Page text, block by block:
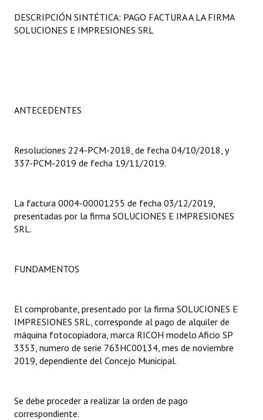
Concejales Mandato Cumplido
Constitución Provincial
Reglamento Interno
Organigrama
Informes de Gestión
Dictámenes Asesoría Letrada
Actas de Sesión
Informes de Unidad Coordinadora
Actas de Audiencias Públicas
DESCRIPCIÓN SINTÉTICA: PAGO FACTURA A LA FIRMA
SOLUCIONES E IMPRESIONES SRL
ANTECEDENTES
Resoluciones 224-PCM-2018, de fecha 04/10/2018, y
337-PCM-2019 de fecha 19/11/2019.
La factura 0004-00001255 de fecha 03/12/2019,
presentadas por la firma SOLUCIONES E IMPRESIONES
SRL.
FUNDAMENTOS
El comprobante, presentado por la firma SOLUCIONES E
IMPRESIONES SRL, corresponde al pago de alquiler de
máquina fotocopiadora, marca RICOH modelo Aficio SP
3353, numero de serie 763HC00134, mes de noviembre
2019, dependiente del Concejo Municipal.
Se debe proceder a realizar la orden de pago
correspondiente.